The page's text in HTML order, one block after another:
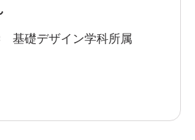
基礎デザイン学科所属